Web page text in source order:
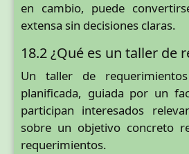
en cambio, puede
extensa sin decisiones claras.
18.2 ¿Qué es un taller de
Un taller de
planificada, guiada por un
participan interesados
sobre un objetivo concreto
requerimientos.